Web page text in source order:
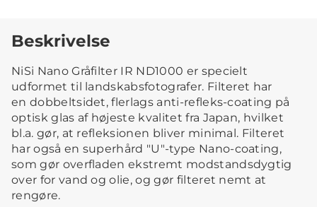
Beskrivelse
NiSi Nano Gråfilter IR ND1000 er specielt
udformet til landskabsfotografer. Filteret har
en dobbeltsidet, flerlags anti-refleks-coating på
optisk glas af højeste kvalitet fra Japan, hvilket
bl.a. gør, at refleksionen bliver minimal. Filteret
har også en superhård "U"-type Nano-coating,
som gør overfladen ekstremt modstandsdygtig
over for vand og olie, og gør filteret nemt at
rengøre.